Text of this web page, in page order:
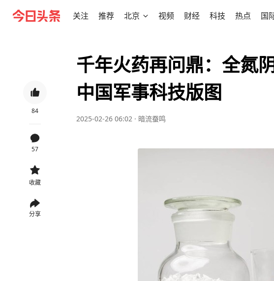
关注 推荐 北京 视频 财经 科技 热点 国
84
57
收藏
分享
千年火药再问鼎：全氮
中国军事科技版图
2025-02-26 06:02 · 暗流蚕鸣